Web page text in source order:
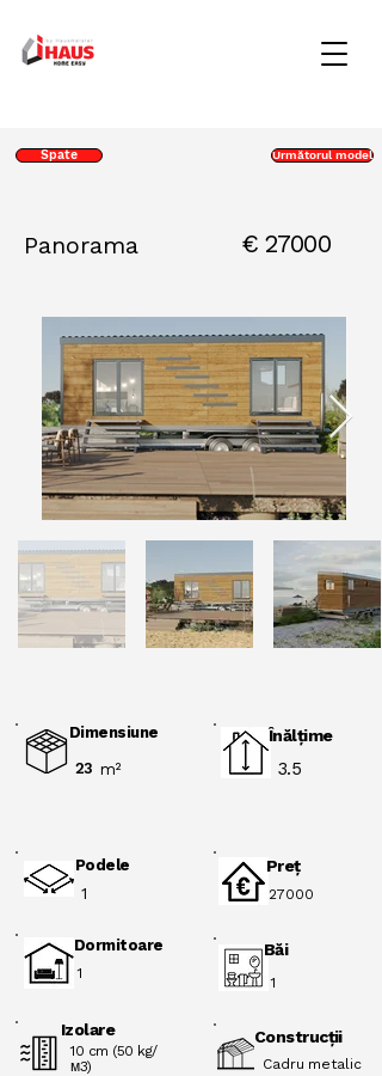
Spate Următorul model
Panorama € 27000
Dimensiune
23 m²
Înălţime
3.5
Podele
1
Dormitoare
1
Izolare
10 cm (50 kg/
м3)
Preţ
27000
Băi
1
Construcții
Cadru metalic